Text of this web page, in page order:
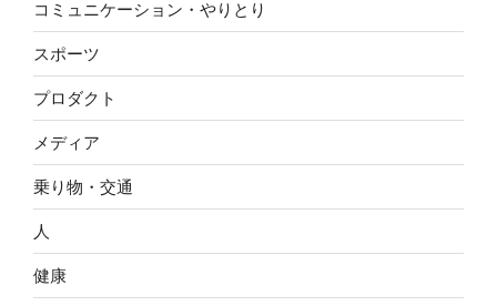
コミュニケーション・やりとり
スポーツ
プロダクト
メディア
乗り物・交通
人
健康